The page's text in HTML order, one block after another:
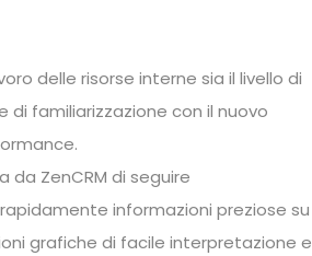
delle risorse interne sia il livello di
di familiarizzazione con il nuovo
ZenCRM di seguire
informazioni preziose su
grafiche di facile interpretazione e